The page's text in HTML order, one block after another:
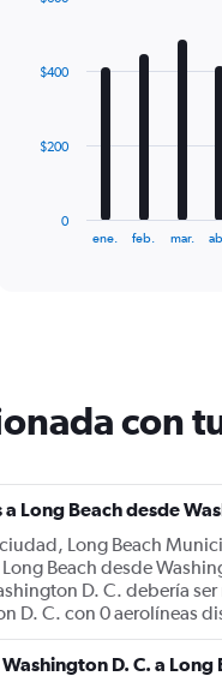
12
The
chart
has
Y
axis
displaying
values.
Range:
0
to
600.
ene. feb. mar.
0
$200
$400
con
Long Beach desde
Long Beach
Beach desde
D. C. debería
D. C. con 0 aerolíneas
D. C. a